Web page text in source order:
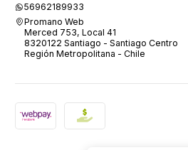
56962189933
Promano Web
Merced 753, Local 41
8320122 Santiago - Santiago Centro
Región Metropolitana - Chile